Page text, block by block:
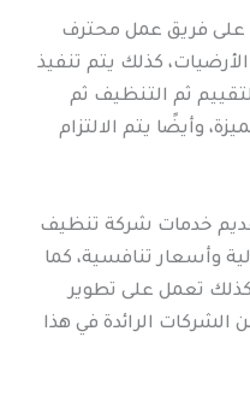
على فريق عمل محترف
كذلك يتم تنفيذ
ثم التنظيف ثم
وأيضًا يتم الالتزام
خدمات شركة تنظيف
وأسعار تنافسية، كما
تعمل على تطوير
الشركات الرائدة في هذا